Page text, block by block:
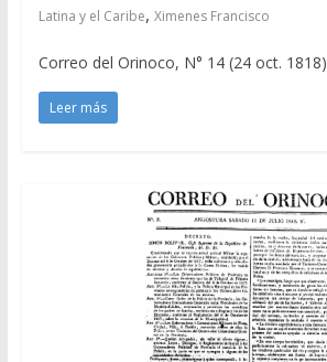
Latina y el Caribe, Ximenes Francisco
Correo del Orinoco, N° 14 (24 oct. 1818)
Leer más